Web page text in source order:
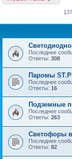
Последнее
Ответы: 308
Паромы
Последнее
Ответы: 16
Подземные
Последнее
Ответы: 263
Светофоры
Последнее
Ответы: 82